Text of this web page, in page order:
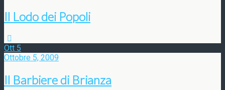
Il Lodo dei Popoli
Ott 5
Ottobre 5, 2009
Il Barbiere di Brianza